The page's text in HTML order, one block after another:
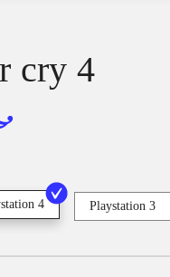
cry 4
4 Playstation 3